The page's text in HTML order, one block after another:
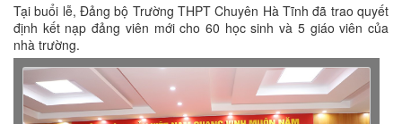
Tại buổi lễ, Đảng bộ Trường THPT Chuyên Hà Tĩnh đã trao quyết
định kết nạp đảng viên mới cho 60 học sinh và 5 giáo viên của
nhà trường.